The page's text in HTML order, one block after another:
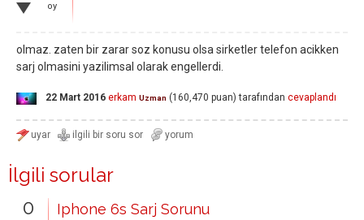
oy
olmaz. zaten bir zarar soz konusu olsa sirketler telefon acikken
sarj olmasini yazilimsal olarak engellerdi.
22 Mart 2016 erkam Uzman (160,470 puan) tarafından cevaplandı
İlgili sorular
0
Iphone 6s Sarj Sorunu